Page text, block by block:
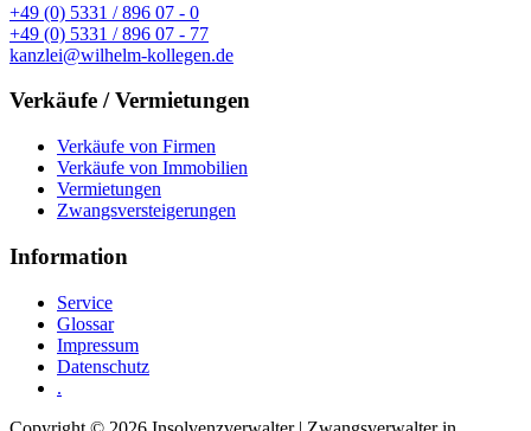
+49 (0) 5331 / 896 07 - 0
+49 (0) 5331 / 896 07 - 77
kanzlei@wilhelm-kollegen.de
Verkäufe / Vermietungen
Verkäufe von Firmen
Verkäufe von Immobilien
Vermietungen
Zwangsversteigerungen
Information
Service
Glossar
Impressum
Datenschutz
.